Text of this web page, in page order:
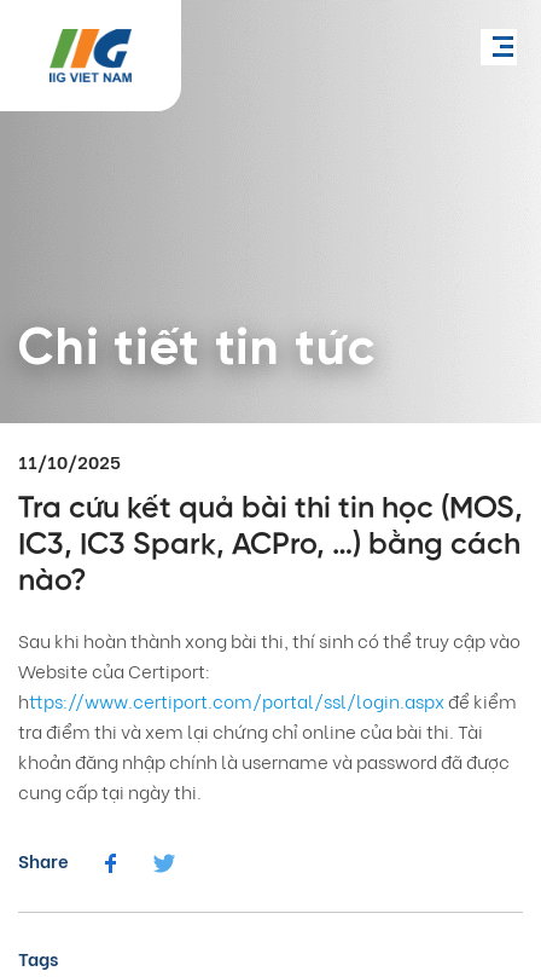
Chi tiết tin tức
11/10/2025
Tra cứu kết quả bài thi tin học (MOS,
IC3, IC3 Spark, ACPro, …) bằng cách
nào?
Sau khi hoàn thành xong bài thi, thí sinh có thể truy cập vào
Website của Certiport:
https://www.certiport.com/portal/ssl/login.aspxđể kiểm
tra điểm thi và xem lại chứng chỉ online của bài thi. Tài
khoản đăng nhập chính là username và password đã được
cung cấp tại ngày thi.
Share
Tags